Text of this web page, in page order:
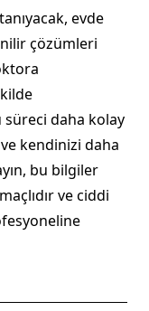
evde
çözümleri
süreci daha kolay
kendinizi daha
bu bilgiler
ve ciddi